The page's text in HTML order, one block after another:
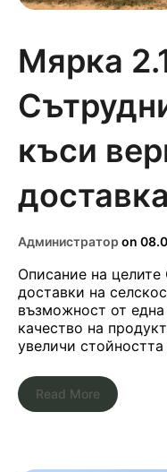
Мярка
къси
доставка
Администратор on
Описание на целите
доставки на
възможност от една
качество на
увеличи
Read More